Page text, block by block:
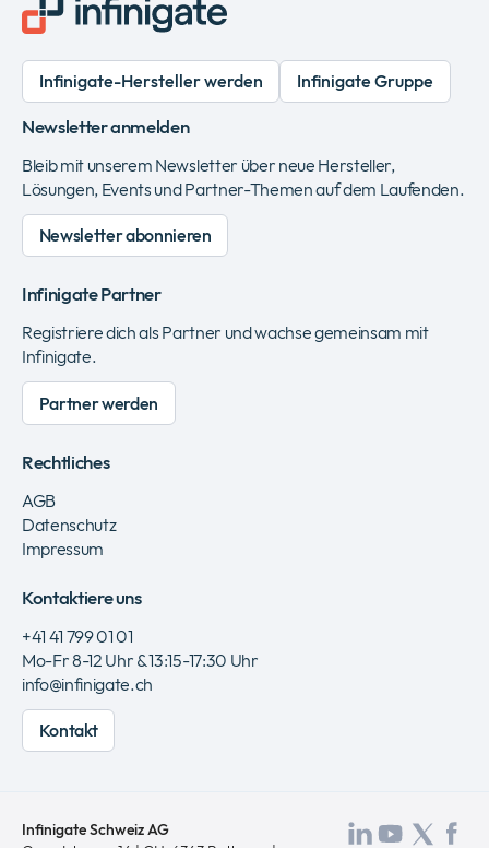
Infinigate-Hersteller werden Infinigate Gruppe
Newsletter anmelden
Bleib mit unserem Newsletter über neue Hersteller,
Lösungen, Events und Partner-Themen auf dem Laufenden.
Newsletter abonnieren
Infinigate Partner
Registriere dich als Partner und wachse gemeinsam mit
Infinigate.
Partner werden
Rechtliches
AGB
Datenschutz
Impressum
Kontaktiere uns
+41 41 799 01 01
Mo-Fr 8-12 Uhr & 13:15-17:30 Uhr
info@infinigate.ch
Kontakt
Infinigate Schweiz AG